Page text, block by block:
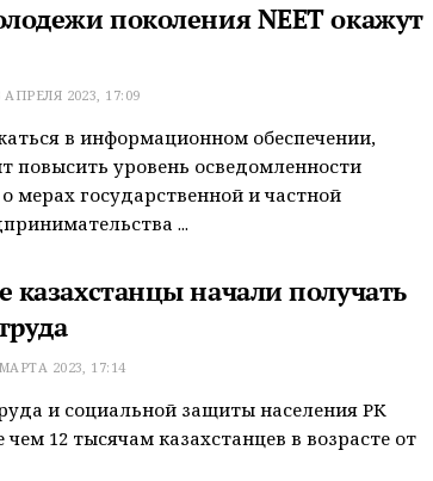
поколения NEET окажут
АПРЕЛЯ 2023, 17:09
в информационном обеспечении,
повысить уровень осведомленности
мерах государственной и частной
...
казахстанцы начали получать
2023, 17:14
и социальной защиты населения РК
12 тысячам казахстанцев в возрасте от